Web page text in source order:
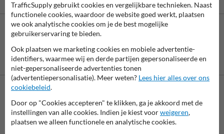
Betaling achteraf
is mogelijk
Neem contact met ons op
Wij zijn op werkdagen (van 8.00 tot 17.00) te bereiken op 038-
7920070.
TrafficSupply gebruikt cookies en vergelijkbare technieken. Naast
functionele cookies, waardoor de website goed werkt, plaatsen
we ook analytische cookies om je de best mogelijke
gebruikerservaring te bieden.
Ook plaatsen we marketing cookies en mobiele advertentie-
identifiers, waarmee wij en derde partijen gepersonaliseerde en
niet-gepersonaliseerde advertenties tonen
(advertentiepersonalisatie). Meer weten? Lees hier alles over ons
cookiebeleid.
Door op "Cookies accepteren" te klikken, ga je akkoord met de
instellingen van alle cookies. Indien je kiest voorweigeren,
plaatsen we alleen functionele en analytische cookies.